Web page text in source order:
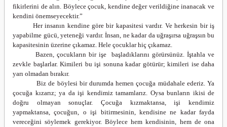
fikirlerini de alın. Böylece çocuk, kendine değer verildiğine inanacak ve
kendini önemseyecektir.”
Her insanın kendine göre bir kapasitesi vardır. Ve herkesin bir iş
yapabilme gücü, yeteneği vardır. İnsan, ne kadar da uğraşırsa uğraşsın bu
kapasitesinin üzerine çıkamaz. Hele çocuklar hiç çıkamaz.
Bazen, çocukların bir işe başladıklarını görürsünüz. İştahla ve
zevkle başlarlar. Kimileri bu işi sonuna kadar götürür; kimileri ise daha
yarı olmadan bırakır.
Biz de böylesi bir durumda hemen çocuğa müdahale ederiz. Ya
çocuğa kızarız; ya da işi kendimiz tamamlarız. Oysa bunların ikisi de
doğru olmayan sonuçlar. Çocuğa kızmaktansa, işi kendimiz
yapmaktansa, çocuğun, o işi bitirmesinin, kendisine ne kadar fayda
vereceğini söylemek gerekiyor. Böylece hem kendisinin, hem de ona